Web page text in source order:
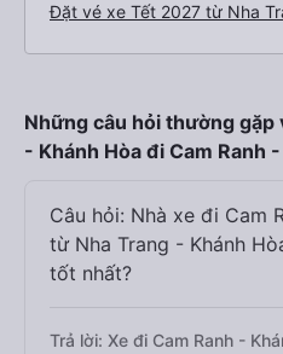
Đặt vé xe Tết 2027 từ Nha
Những câu hỏi thường
- Khánh Hòa đi Cam Ranh
Câu hỏi: Nhà xe đi Cam
từ Nha Trang - Khánh
tốt nhất?
Trả lời: Xe đi Cam Ranh -